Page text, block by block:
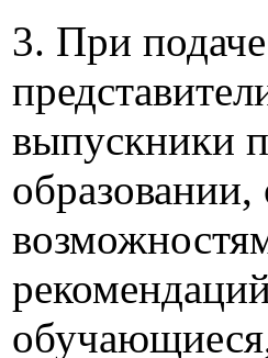
3. При
выпускники